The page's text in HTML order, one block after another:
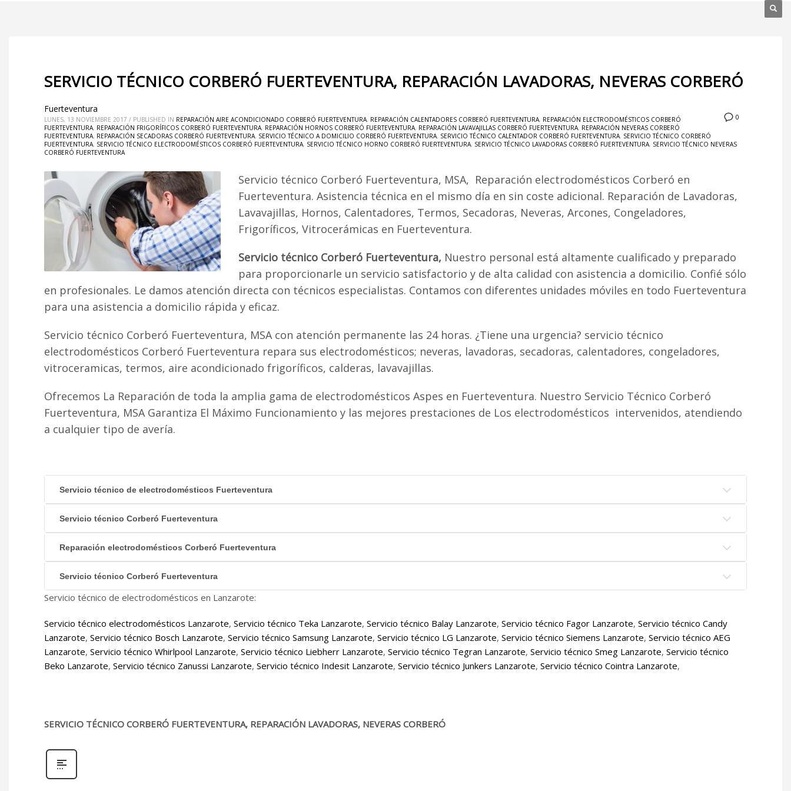
SERVICIO TÉCNICO CORBERÓ FUERTEVENTURA, REPARACIÓN LAVADORAS, NEVERAS CORBERÓ
0
Fuerteventura
LUNES, 13 NOVIEMBRE 2017 / PUBLISHED IN REPARACIÓN AIRE ACONDICIONADO CORBERÓ FUERTEVENTURA, REPARACIÓN CALENTADORES CORBERÓ FUERTEVENTURA, REPARACIÓN ELECTRODOMÉSTICOS CORBERÓ
FUERTEVENTURA, REPARACIÓN FRIGORÍFICOS CORBERÓ FUERTEVENTURA, REPARACIÓN HORNOS CORBERÓ FUERTEVENTURA, REPARACIÓN LAVAVAJILLAS CORBERÓ FUERTEVENTURA, REPARACIÓN NEVERAS CORBERÓ
FUERTEVENTURA, REPARACIÓN SECADORAS CORBERÓ FUERTEVENTURA, SERVICIO TÉCNICO A DOMICILIO CORBERÓ FUERTEVENTURA, SERVICIO TÉCNICO CALENTADOR CORBERÓ FUERTEVENTURA, SERVICIO TÉCNICO CORBERÓ
FUERTEVENTURA, SERVICIO TÉCNICO ELECTRODOMÉSTICOS CORBERÓ FUERTEVENTURA, SERVICIO TÉCNICO HORNO CORBERÓ FUERTEVENTURA, SERVICIO TÉCNICO LAVADORAS CORBERÓ FUERTEVENTURA, SERVICIO TÉCNICO NEVERAS
CORBERÓ FUERTEVENTURA
Servicio técnico Corberó Fuerteventura, MSA, Reparación electrodomésticos Corberó en
Fuerteventura. Asistencia técnica en el mismo día en sin coste adicional. Reparación de Lavadoras,
Lavavajillas, Hornos, Calentadores, Termos, Secadoras, Neveras, Arcones, Congeladores,
Frigoríficos, Vitrocerámicas en Fuerteventura.
Servicio técnico Corberó Fuerteventura, Nuestro personal está altamente cualificado y preparado
para proporcionarle un servicio satisfactorio y de alta calidad con asistencia a domicilio. Confié sólo
en profesionales. Le damos atención directa con técnicos especialistas. Contamos con diferentes unidades móviles en todo Fuerteventura
para una asistencia a domicilio rápida y eficaz.
Servicio técnico Corberó Fuerteventura, MSA con atención permanente las 24 horas. ¿Tiene una urgencia? servicio técnico
electrodomésticos Corberó Fuerteventura repara sus electrodomésticos; neveras, lavadoras, secadoras, calentadores, congeladores,
vitroceramicas, termos, aire acondicionado frigoríficos, calderas, lavavajillas.
Ofrecemos La Reparación de toda la amplia gama de electrodomésticos Aspes en Fuerteventura. Nuestro Servicio Técnico Corberó
Fuerteventura, MSA Garantiza El Máximo Funcionamiento y las mejores prestaciones de Los electrodomésticos intervenidos, atendiendo
a cualquier tipo de avería.
Servicio técnico de electrodomésticos Fuerteventura
Servicio técnico Corberó Fuerteventura
Reparación electrodomésticos Corberó Fuerteventura
Servicio técnico Corberó Fuerteventura
Servicio técnico de electrodomésticos en Lanzarote:
Servicio técnico electrodomésticos Lanzarote, Servicio técnico Teka Lanzarote, Servicio técnico Balay Lanzarote, Servicio técnico Fagor Lanzarote, Servicio técnico Candy
Lanzarote, Servicio técnico Bosch Lanzarote, Servicio técnico Samsung Lanzarote, Servicio técnico LG Lanzarote, Servicio técnico Siemens Lanzarote, Servicio técnico AEG
Lanzarote, Servicio técnico Whirlpool Lanzarote, Servicio técnico Liebherr Lanzarote, Servicio técnico Tegran Lanzarote, Servicio técnico Smeg Lanzarote, Servicio técnico
Beko Lanzarote, Servicio técnico Zanussi Lanzarote, Servicio técnico Indesit Lanzarote, Servicio técnico Junkers Lanzarote, Servicio técnico Cointra Lanzarote,
SERVICIO TÉCNICO CORBERÓ FUERTEVENTURA, REPARACIÓN LAVADORAS, NEVERAS CORBERÓ